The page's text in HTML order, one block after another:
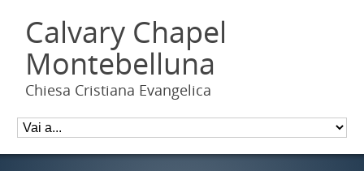
Calvary Chapel
Montebelluna
Chiesa Cristiana Evangelica